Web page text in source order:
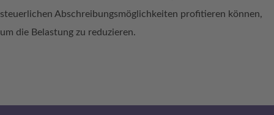
steuerlichen Abschreibungsmöglichkeiten profitieren können,
um die Belastung zu reduzieren.